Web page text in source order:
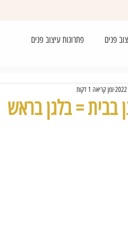
פתרונות עיצוב פנים פנים
בבית = בלגן בראש
זמן קריאה 1 דקות